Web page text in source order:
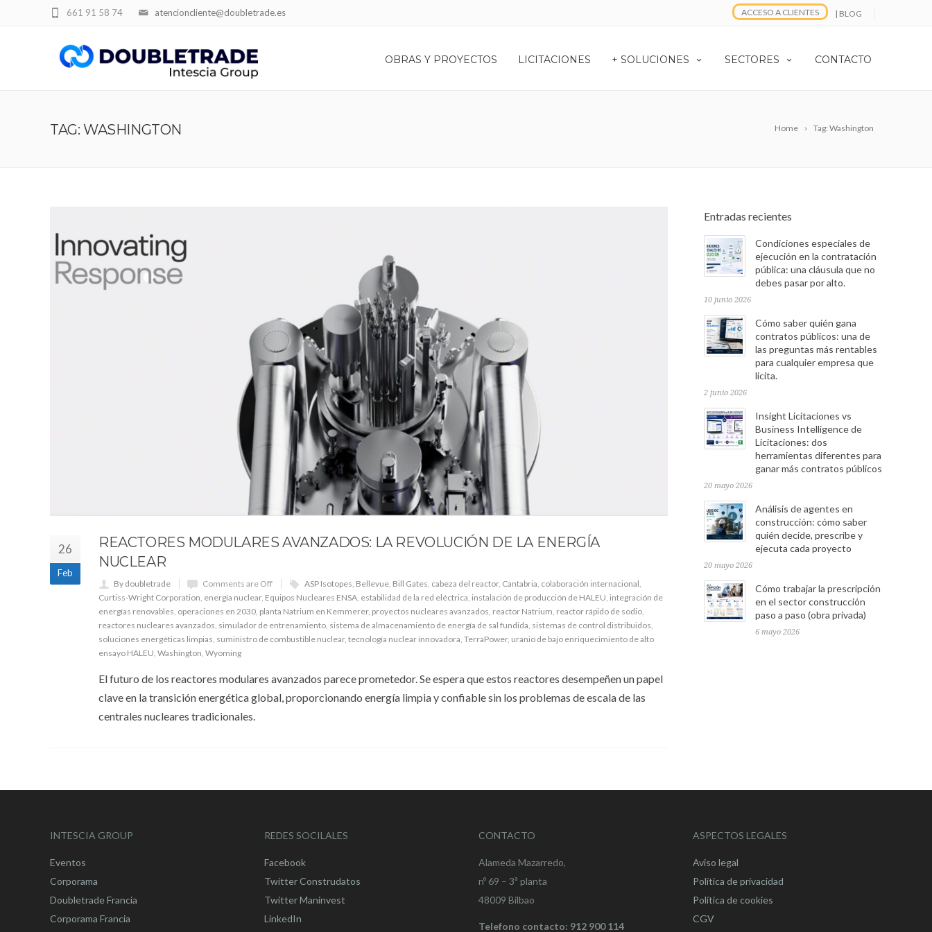
atencioncliente@doubletrade.es
661 91 58 74 ACCESO A CLIENTES | BLOG
OBRAS Y PROYECTOS LICITACIONES + SOLUCIONES SECTORES CONTACTO
Home Tag: Washington
TAG: WASHINGTON
26
Feb
REACTORES MODULARES AVANZADOS: LA REVOLUCIÓN DE LA ENERGÍA
NUCLEAR
By doubletrade Comments are Off ASP Isotopes Bellevue Bill Gates cabeza del reactor, Cantabria colaboración internacional
Curtiss-Wright Corporation energía nuclear, Equipos Nucleares ENSA estabilidad de la red eléctrica instalación de producción de HALEU integración de
energías renovables operaciones en 2030 planta Natrium en Kemmerer, proyectos nucleares avanzados reactor Natrium reactor rápido de sodio
reactores nucleares avanzados simulador de entrenamiento sistema de almacenamiento de energía de sal fundida sistemas de control distribuidos
soluciones energéticas limpias suministro de combustible nuclear, tecnología nuclear innovadora TerraPower, uranio de bajo enriquecimiento de alto
ensayo HALEU Washington Wyoming
El futuro de los reactores modulares avanzados parece prometedor. Se espera que estos reactores desempeñen un papel
clave en la transición energética global, proporcionando energía limpia y confiable sin los problemas de escala de las
centrales nucleares tradicionales.
Entradas recientes
Condiciones especiales de
ejecución en la contratación
pública: una cláusula que no
debes pasar por alto.
10 junio 2026
Cómo saber quién gana
contratos públicos: una de
las preguntas más rentables
para cualquier empresa que
licita.
2 junio 2026
Insight Licitaciones vs
Business Intelligence de
Licitaciones: dos
herramientas diferentes para
ganar más contratos públicos
20 mayo 2026
Análisis de agentes en
construcción: cómo saber
quién decide, prescribe y
ejecuta cada proyecto
20 mayo 2026
Cómo trabajar la prescripción
en el sector construcción
paso a paso (obra privada)
6 mayo 2026
INTESCIA GROUP
Eventos
Corporama
Doubletrade Francia
Corporama Francia
REDES SOCILALES
Facebook
Twitter Construdatos
Twitter Maninvest
LinkedIn
CONTACTO
Alameda Mazarredo,
nº 69 – 3ª planta
48009 Bilbao
Telefono contacto: 912 900 114
ASPECTOS LEGALES
Aviso legal
Política de privacidad
Política de cookies
CGV